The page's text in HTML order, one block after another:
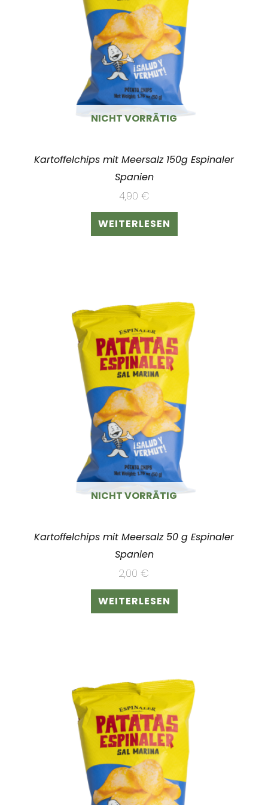
NICHT VORRÄTIG
Kartoffelchips mit Meersalz 150g Espinaler
Spanien
4,90 €
WEITERLESEN
NICHT VORRÄTIG
Kartoffelchips mit Meersalz 50 g Espinaler
Spanien
2,00 €
WEITERLESEN